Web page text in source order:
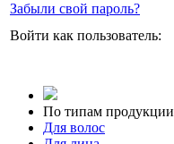
Забыли свой пароль?
Войти как пользователь:
По типам продукции
Для волос